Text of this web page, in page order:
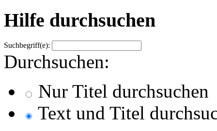
Hilfe durchsuchen
Suchbegriff(e):
Durchsuchen:
Nur Titel durchsuchen
Text und Titel